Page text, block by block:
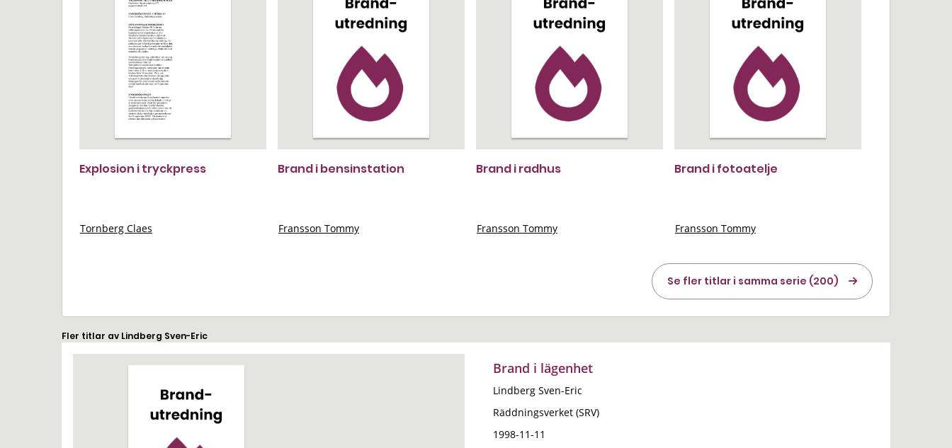
Explosion i tryckpress
Tornberg Claes
Brand i bensinstation
Fransson Tommy
Brand i radhus
Fransson Tommy
Brand i fotoatelje
Fransson Tommy
Se fler titlar i samma serie (200)
Fler titlar av Lindberg Sven-Eric
Brand i lägenhet
Lindberg Sven-Eric
Räddningsverket (SRV)
1998-11-11